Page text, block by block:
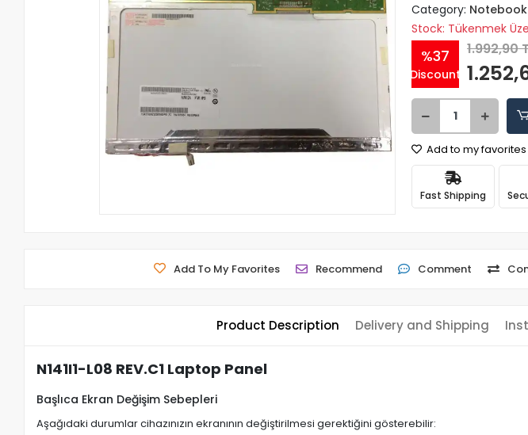
Category:
Stock: Tükenmek
%37
Discount
1.992,90
Add to my favorites
Fast Shipping
Add To My Favorites Recommend Comment
Product Description Delivery and Shipping
N141I1-L08 REV.C1 Laptop Panel
Başlıca Ekran Değişim Sebepleri
Aşağıdaki durumlar cihazınızın ekranının değiştirilmesi gerektiğini gösterebilir: